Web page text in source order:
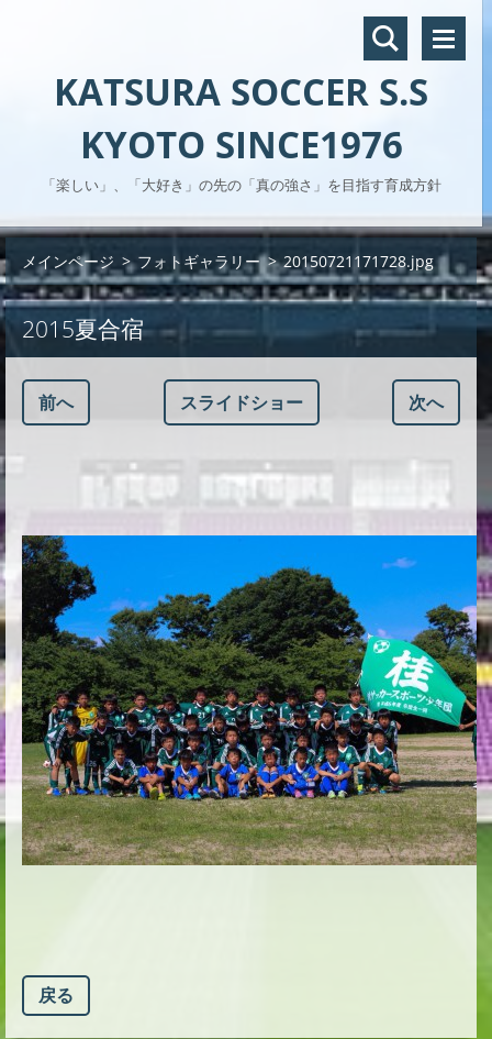
KATSURA SOCCER S.S
KYOTO SINCE1976
「楽しい」、「大好き」の先の「真の強さ」を目指す育成方針
メインページ > フォトギャラリー > 20150721171728.jpg
2015夏合宿
前へ スライドショー 次へ
戻る